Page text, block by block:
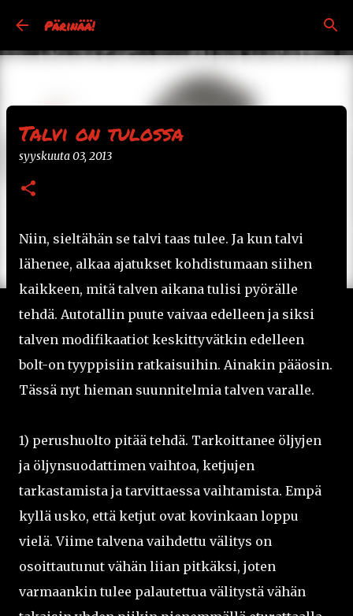
Pärinää!
Talvi on tulossa
syyskuuta 03, 2013
Niin, sieltähän se talvi taas tulee. Ja kun talvi
lähenee, alkaa ajatukset kohdistumaan siihen
kaikkeen, mitä talven aikana tulisi pyörälle
tehdä. Autotallin puute vaivaa edelleen ja siksi
talven modifikaatiot keskittyvätkin edelleen
bolt-on tyyppisiin ratkaisuihin. Ainakin pääosin.
Tässä nyt hieman suunnitelmia talven varalle.
1) perushuolto pitää tehdä. Tarkoittanee öljyjen
ja öljynsuodattimen vaihtoa, ketjujen
tarkastamista ja tarvittaessa vaihtamista. Empä
kyllä usko, että ketjut ovat kovinkaan loppu
vielä. Viime talvena vaihdettu välitys on
osoittautunut vähän liian pitkäksi, joten
varmaankin tulee palautettua välitystä vähän